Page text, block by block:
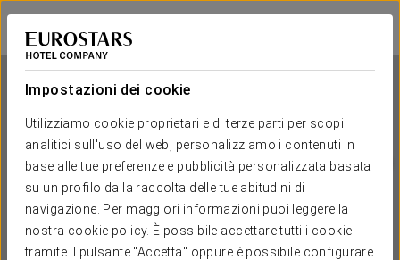
Impostazioni dei cookie
Utilizziamo cookie proprietari e di terze parti per scopi
analitici sull'uso del web, personalizziamo i contenuti in
base alle tue preferenze e pubblicità personalizzata basata
su un profilo dalla raccolta delle tue abitudini di
navigazione. Per maggiori informazioni puoi leggere la
nostra cookie policy. È possibile accettare tutti i cookie
tramite il pulsante "Accetta" oppure è possibile configurare
Eurostars Marqués de Vallejo
LOGROÑO
Eurostars Marqués de Vallejo
LOGROÑO